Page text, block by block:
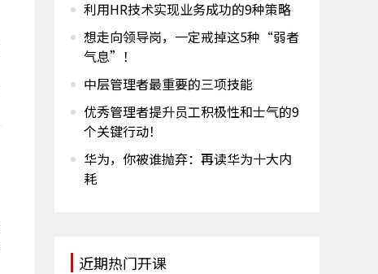
利用HR技术实现业务成功的9种策略
想走向领导岗，一定戒掉这5种“弱者
气息”！
中层管理者最重要的三项技能
优秀管理者提升员工积极性和士气的9
个关键行动！
华为，你被谁抛弃：再读华为十大内
耗
近期热门开课